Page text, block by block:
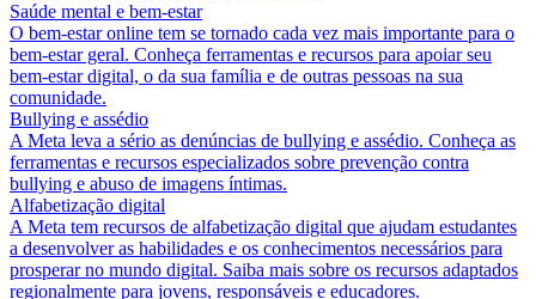
Saúde mental e bem-estar
O bem-estar online tem se tornado cada vez mais importante para o
bem-estar geral. Conheça ferramentas e recursos para apoiar seu
bem-estar digital, o da sua família e de outras pessoas na sua
comunidade.
Bullying e assédio
A Meta leva a sério as denúncias de bullying e assédio. Conheça as
ferramentas e recursos especializados sobre prevenção contra
bullying e abuso de imagens íntimas.
Alfabetização digital
A Meta tem recursos de alfabetização digital que ajudam estudantes
a desenvolver as habilidades e os conhecimentos necessários para
prosperar no mundo digital. Saiba mais sobre os recursos adaptados
regionalmente para jovens, responsáveis e educadores.